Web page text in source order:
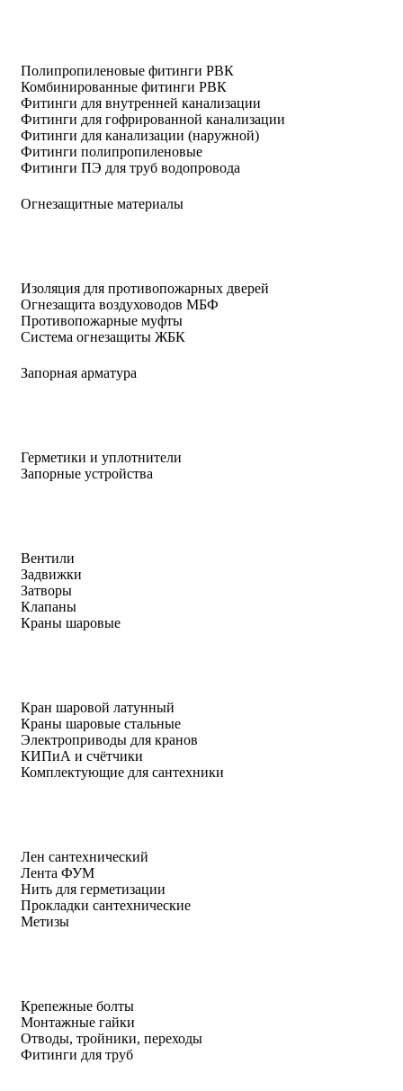
Полипропиленовые фитинги РВК
Комбинированные фитинги РВК
Фитинги для внутренней канализации
Фитинги для гофрированной канализации
Фитинги для канализации (наружной)
Фитинги полипропиленовые
Фитинги ПЭ для труб водопровода
Огнезащитные материалы
Изоляция для противопожарных дверей
Огнезащита воздуховодов МБФ
Противопожарные муфты
Система огнезащиты ЖБК
Запорная арматура
Герметики и уплотнители
Запорные устройства
Вентили
Задвижки
Затворы
Клапаны
Краны шаровые
Кран шаровой латунный
Краны шаровые стальные
Электроприводы для кранов
КИПиА и счётчики
Комплектующие для сантехники
Лен сантехнический
Лента ФУМ
Нить для герметизации
Прокладки сантехнические
Метизы
Крепежные болты
Монтажные гайки
Отводы, тройники, переходы
Фитинги для труб